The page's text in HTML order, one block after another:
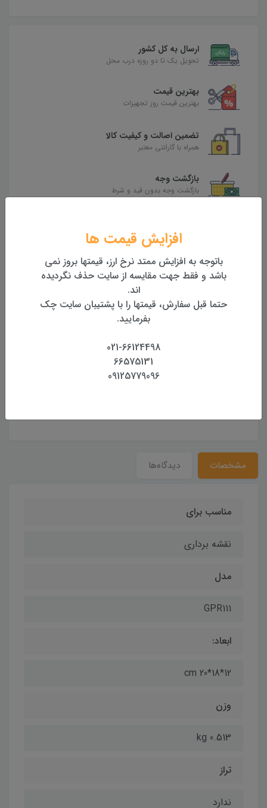
ارسال به کل کشور
تحویل یک تا دو روزه درب محل
بهترین قیمت
بهترین قیمت روز تجهیزات
تضمین اصالت و کیفیت کالا
همراه با گارانتی معتبر
بازگشت وجه
بازگشت وجه بدون قید و شرط
محصولات مرتبط
آداپتور ژالن به منشور
مشخصات دیدگاه‌ها
مناسب برای
نقشه برداری
مدل
GPR111
ابعاد:
12*18*20 cm
وزن
0.513 kg
تراز
ندارد
افزایش قیمت ها
باتوجه به افزایش ممتد نرخ ارز، قیمتها بروز نمی
باشد و فقط جهت مقایسه از سایت حذف نگردیده
اند.
حتما قبل سفارش، قیمتها را با پشتیبان سایت چک
بفرمایید.
021-66124498
66575131
09125779096